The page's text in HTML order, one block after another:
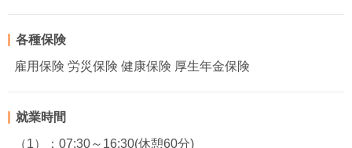
各種保険
雇用保険 労災保険 健康保険 厚生年金保険
就業時間
（1）：07:30～16:30(休憩60分)